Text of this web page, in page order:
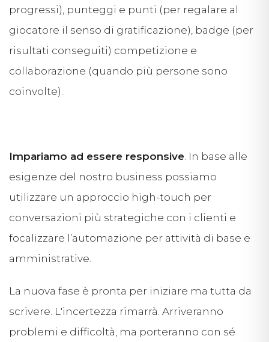
progressi), punteggi e punti (per regalare al
giocatore il senso di gratificazione), badge (per
risultati conseguiti) competizione e
collaborazione (quando più persone sono
coinvolte).
Impariamo ad essere responsive . In base alle
esigenze del nostro business possiamo
utilizzare un approccio high-touch per
conversazioni più strategiche con i clienti e
focalizzare l’automazione per attività di base e
amministrative.
La nuova fase è pronta per iniziare ma tutta da
scrivere. L'incertezza rimarrà. Arriveranno
problemi e difficoltà, ma porteranno con sé